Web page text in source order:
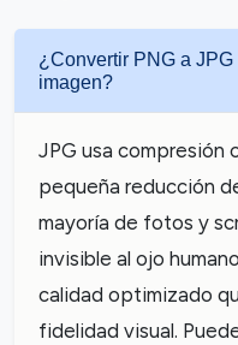
¿Convertir PNG a
imagen?
JPG usa compresión
pequeña reducción
mayoría de fotos y
invisible al ojo
calidad optimizado
fidelidad visual.